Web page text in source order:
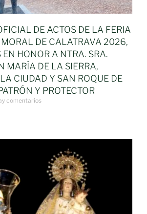
DE ACTOS DE LA FERIA
MORAL DE CALATRAVA 2026,
EN HONOR A NTRA. SRA.
MARÍA DE LA SIERRA,
CIUDAD Y SAN ROQUE DE
Y PROTECTOR
comentarios